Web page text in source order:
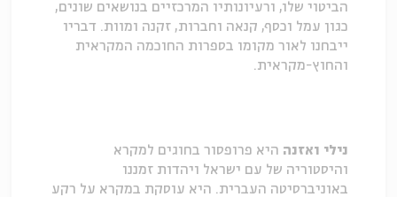
הביטוי שלו, ורעיונותיו המרכזיים בנושאים שונים,
כגון עמל וכסף, קנאה וחברות, זקנה ומוות. דבריו
ייבחנו לאור מקומו בספרות החוכמה המקראית
והחוץ-מקראית.
נילי ואזנה היא פרופסור בחוגים למקרא
והיסטוריה של עם ישראל ויהדות זמננו
באוניברסיטה העברית. היא עוסקת במקרא על רקע